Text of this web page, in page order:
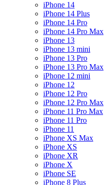
iPhone 14
iPhone 14 Plus
iPhone 14 Pro
iPhone 14 Pro Max
iPhone 13
iPhone 13 mini
iPhone 13 Pro
iPhone 13 Pro Max
iPhone 12 mini
iPhone 12
iPhone 12 Pro
iPhone 12 Pro Max
iPhone 11 Pro Max
iPhone 11 Pro
iPhone 11
iPhone XS Max
iPhone XS
iPhone XR
iPhone X
iPhone SE
iPhone 8 Plus